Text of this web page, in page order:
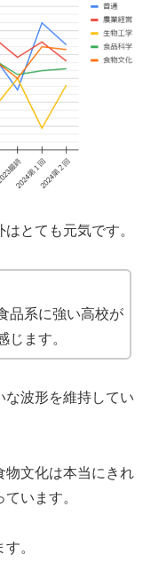
とても元気です。
品系に強い高校が
じます。
な波形を維持してい
物文化は本当にきれ
います。
。